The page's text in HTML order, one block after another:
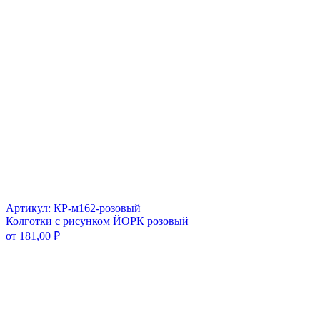
Артикул: КР-м162-розовый
Колготки с рисунком ЙОРК розовый
от 181,00 ₽